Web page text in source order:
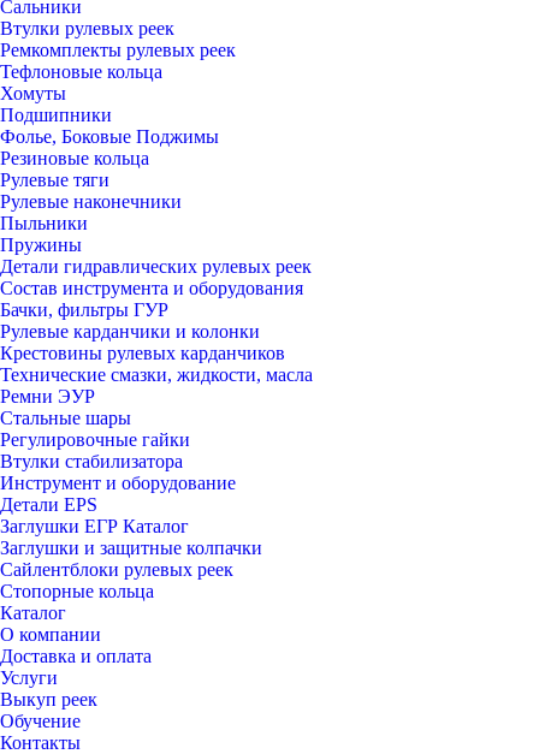
Сальники
Втулки рулевых реек
Ремкомплекты рулевых реек
Тефлоновые кольца
Хомуты
Подшипники
Фолье, Боковые Поджимы
Резиновые кольца
Рулевые тяги
Рулевые наконечники
Пыльники
Пружины
Детали гидравлических рулевых реек
Состав инструмента и оборудования
Бачки, фильтры ГУР
Рулевые карданчики и колонки
Крестовины рулевых карданчиков
Технические смазки, жидкости, масла
Ремни ЭУР
Стальные шары
Регулировочные гайки
Втулки стабилизатора
Инструмент и оборудование
Детали EPS
Заглушки ЕГР Каталог
Заглушки и защитные колпачки
Сайлентблоки рулевых реек
Стопорные кольца
Каталог
О компании
Доставка и оплата
Услуги
Выкуп реек
Обучение
Контакты